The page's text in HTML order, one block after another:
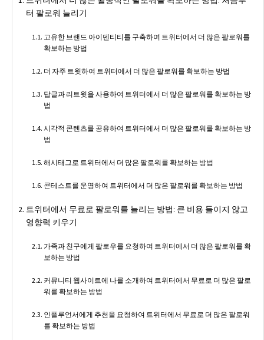
터 팔로워 늘리기
고유한 브랜드 아이덴티티를 구축하여 트위터에서 더 많은 팔로워를
확보하는 방법
더 자주 트윗하여 트위터에서 더 많은 팔로워를 확보하는 방법
답글과 리트윗을 사용하여 트위터에서 더 많은 팔로워를 확보하는 방
법
시각적 콘텐츠를 공유하여 트위터에서 더 많은 팔로워를 확보하는 방
법
해시태그로 트위터에서 더 많은 팔로워를 확보하는 방법
콘테스트를 운영하여 트위터에서 더 많은 팔로워를 확보하는 방법
트위터에서 무료로 팔로워를 늘리는 방법: 큰 비용 들이지 않고
영향력 키우기
가족과 친구에게 팔로우를 요청하여 트위터에서 더 많은 팔로워를 확
보하는 방법
커뮤니티 웹사이트에 나를 소개하여 트위터에서 무료로 더 많은 팔로
워를 확보하는 방법
인플루언서에게 추천을 요청하여 트위터에서 무료로 더 많은 팔로워
를 확보하는 방법